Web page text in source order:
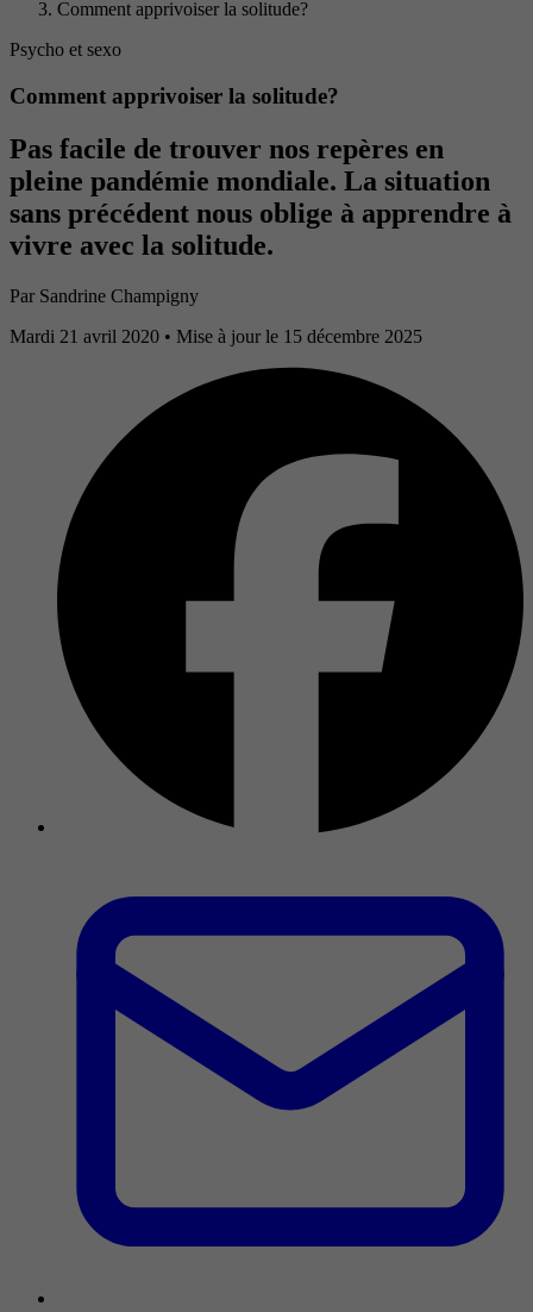
Comment apprivoiser la solitude?
Psycho et sexo
Comment apprivoiser la solitude?
Pas facile de trouver nos repères en
pleine pandémie mondiale. La situation
sans précédent nous oblige à apprendre à
vivre avec la solitude.
Par Sandrine Champigny
Mardi 21 avril 2020 • Mise à jour le 15 décembre 2025